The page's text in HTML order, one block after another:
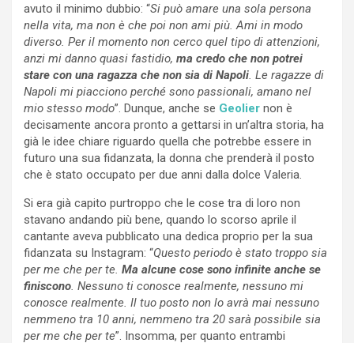
avuto il minimo dubbio: “Si può amare una sola persona
nella vita, ma non è che poi non ami più. Ami in modo
diverso. Per il momento non cerco quel tipo di attenzioni,
anzi mi danno quasi fastidio, ma credo che non potrei
stare con una ragazza che non sia di Napoli. Le ragazze di
Napoli mi piacciono perché sono passionali, amano nel
mio stesso modo”. Dunque, anche se Geolier non è
decisamente ancora pronto a gettarsi in un’altra storia, ha
già le idee chiare riguardo quella che potrebbe essere in
futuro una sua fidanzata, la donna che prenderà il posto
che è stato occupato per due anni dalla dolce Valeria.
Si era già capito purtroppo che le cose tra di loro non
stavano andando più bene, quando lo scorso aprile il
cantante aveva pubblicato una dedica proprio per la sua
fidanzata su Instagram: “Questo periodo è stato troppo sia
per me che per te. Ma alcune cose sono infinite anche se
finiscono. Nessuno ti conosce realmente, nessuno mi
conosce realmente. Il tuo posto non lo avrà mai nessuno
nemmeno tra 10 anni, nemmeno tra 20 sarà possibile sia
per me che per te”. Insomma, per quanto entrambi